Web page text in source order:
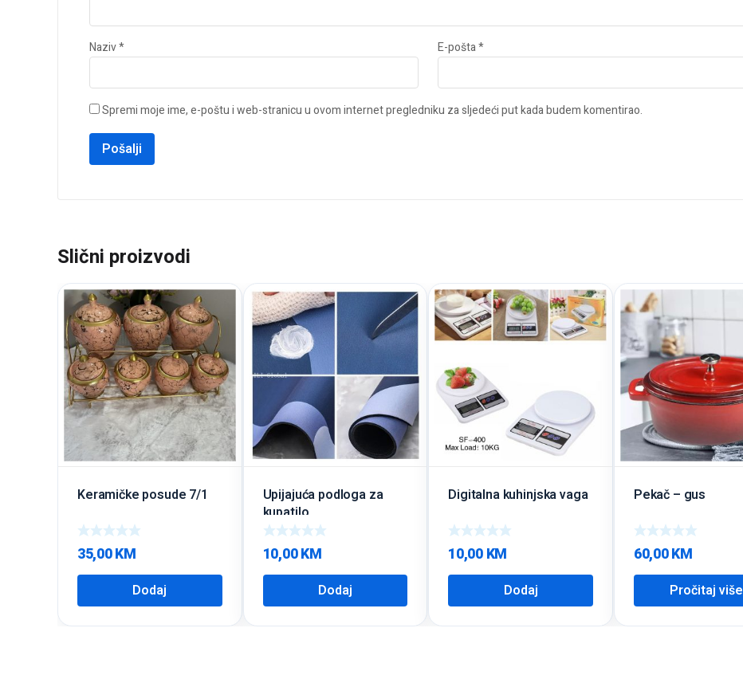
Naziv* E-pošta*
Spremi moje ime, e-poštu i web-stranicu u ovom internet pregledniku za sljedeći put kada budem komentirao.
Slični proizvodi
Keramičke posude 7/1
35,00KM
Dodaj
Upijajuća podloga za
kupatilo
10,00KM
Dodaj
Digitalna kuhinjska vaga
10,00KM
Dodaj
Pekač – gus
60,00KM
Pročitaj više